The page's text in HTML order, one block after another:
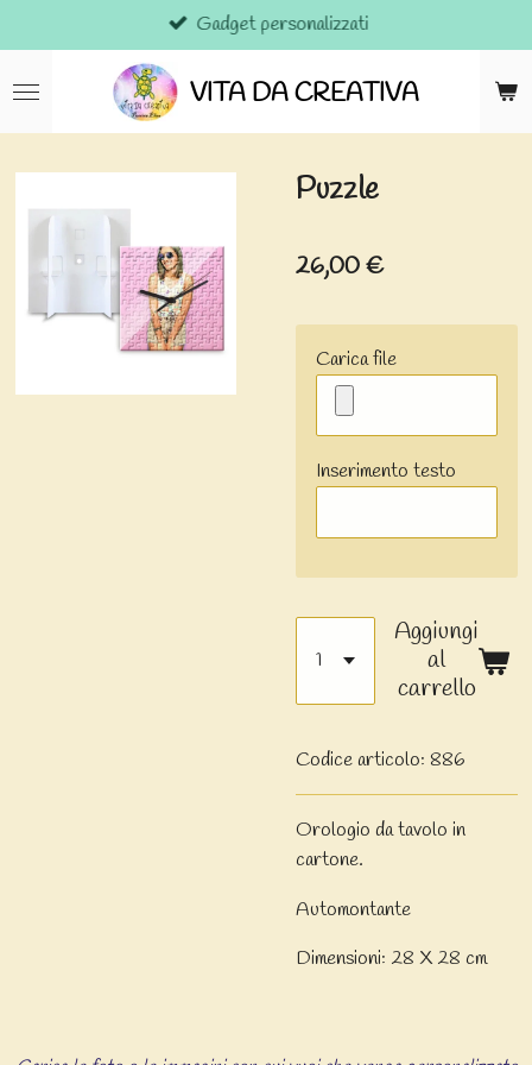
al
contenuto
VITA DA CREATIVA
Gadget personalizzati
Puzzle
26,00 €
Carica file
Inserimento testo
Aggiungi
al
carrello
Codice articolo: 886
Orologio da tavolo in
cartone.
Automontante
Dimensioni: 28 X 28 cm